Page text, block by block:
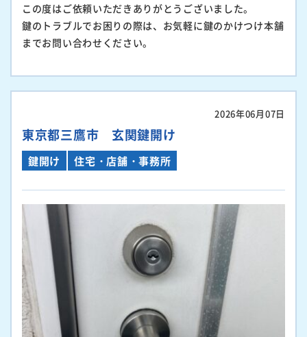
この度はご依頼いただきありがとうございました。
鍵のトラブルでお困りの際は、お気軽に鍵のかけつけ本舗
までお問い合わせください。
2026年06月07日
東京都三鷹市 玄関鍵開け
鍵開け 住宅・店舗・事務所